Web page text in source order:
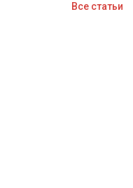
Все статьи